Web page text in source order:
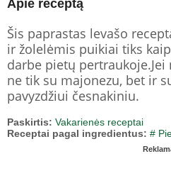
Apie receptą
Šis paprastas levašo
ir žolelėmis puikiai tiks
darbe pietų
ne tik su majonezu, bet ir
pavyzdžiui česnakiniu.
Paskirtis: Vakarienės receptai
Receptai pagal ingredientus: #